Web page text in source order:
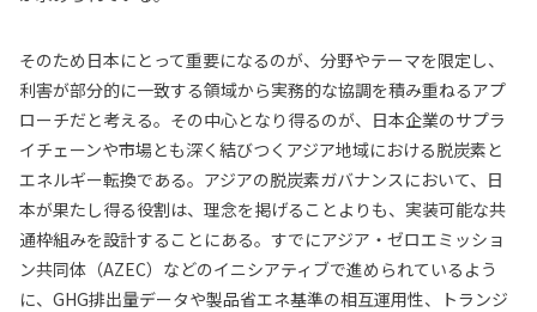
そのため日本にとって重要になるのが、分野やテーマを限定し、
利害が部分的に一致する領域から実務的な協調を積み重ねるアプ
ローチだと考える。その中心となり得るのが、日本企業のサプラ
イチェーンや市場とも深く結びつくアジア地域における脱炭素と
エネルギー転換である。アジアの脱炭素ガバナンスにおいて、日
本が果たし得る役割は、理念を掲げることよりも、実装可能な共
通枠組みを設計することにある。すでにアジア・ゼロエミッショ
ン共同体（AZEC）などのイニシアティブで進められているよう
に、GHG排出量データや製品省エネ基準の相互運用性、トランジ